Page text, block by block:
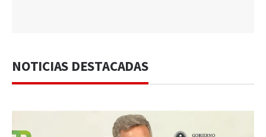
NOTICIAS DESTACADAS